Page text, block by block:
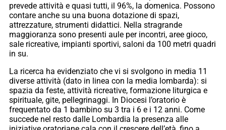
prevede attività e quasi tutti, il 96%, la domenica. Possono
contare anche su una buona dotazione di spazi,
attrezzature, strumenti didattici. Nella stragrande
maggioranza sono presenti aule per incontri, aree gioco,
sale ricreative, impianti sportivi, saloni da 100 metri quadri
in su.
La ricerca ha evidenziato che vi si svolgono in media 11
diverse attività (dato in linea con la media lombarda): si
spazia da feste, attività ricreative, formazione liturgica e
spirituale, gite, pellegrinaggi. In Diocesi l’oratorio è
frequentato da 1 bambino su 3 tra i 6 e i 12 anni. Come
succede nel resto dalle Lombardia la presenza alle